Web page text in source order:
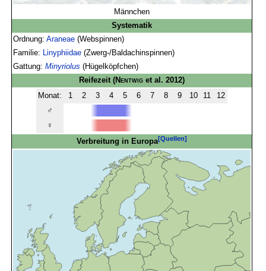
Männchen
Systematik
Ordnung:Araneae (Webspinnen)
Familie:
Linyphiidae (Zwerg-/Baldachinspinnen)
Gattung:Minyriolus (Hügelköpfchen)
Reifezeit(Nentwig et al. 2012)
Monat:
1 2 3 4 5 6 7 8 9 10 11
12
♂
♀
Verbreitung in Europa[Quellen]